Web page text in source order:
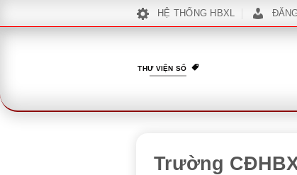
qua
HỆ THỐNG HBXL
THƯ VIỆN SỐ
Trường